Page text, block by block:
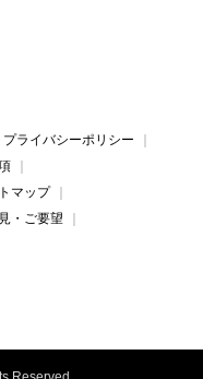
プライバシーポリシー
マップ
・ご要望